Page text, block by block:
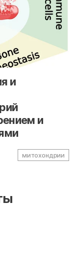
и
и
митохондрии